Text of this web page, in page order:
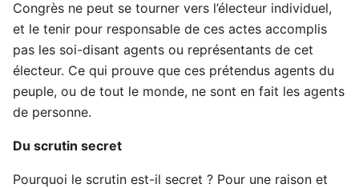
Congrès ne peut se tourner vers l’électeur individuel,
et le tenir pour responsable de ces actes accomplis
pas les soi-disant agents ou représentants de cet
électeur. Ce qui prouve que ces prétendus agents du
peuple, ou de tout le monde, ne sont en fait les agents
de personne.
Du scrutin secret
Pourquoi le scrutin est-il secret ? Pour une raison et